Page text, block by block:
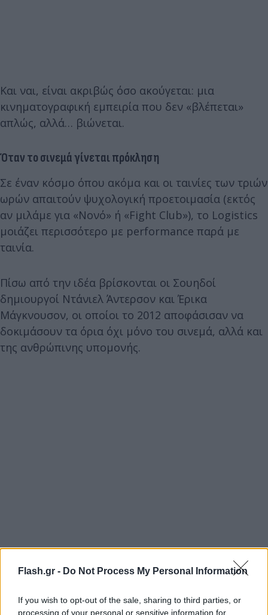
Flash.gr - Do Not Process My Personal Information
If you wish to opt-out of the sale, sharing to third parties, or
processing of your personal or sensitive information for
Και ναι, είναι ακριβώς όσο ακούγεται: μια
κινηματογραφική εμπειρία που δεν «βλέπεται»
απλώς, αλλά… βιώνεται.
Όταν το σινεμά γίνεται πρόκληση
Σε έναν κόσμο όπου ακόμα και οι ταινίες των τριών
ωρών απαιτούν ψυχολογική προετοιμασία (εκτός
αν μιλάμε για «Νονό» ή «Fight Club»), το Logistics
μοιάζει περισσότερο με performance παρά με
ταινία.
Πίσω από την ιδέα βρίσκονται οι Σουηδοί
δημιουργοί Ντάνιελ Άντερσον και Έρικα
Μάγκνουσον, οι οποίοι το 2012 αποφάσισαν να
δοκιμάσουν τα όρια όχι μόνο του σινεμά, αλλά και
της ανθρώπινης υπομονής.